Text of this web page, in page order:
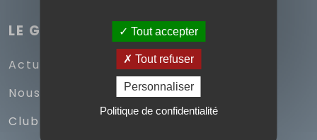
LE GROUPE
Actualités
Nous rejoindre
Club Groupe EUROTIM
Tout accepter
Tout refuser
Personnaliser
Politique de confidentialité